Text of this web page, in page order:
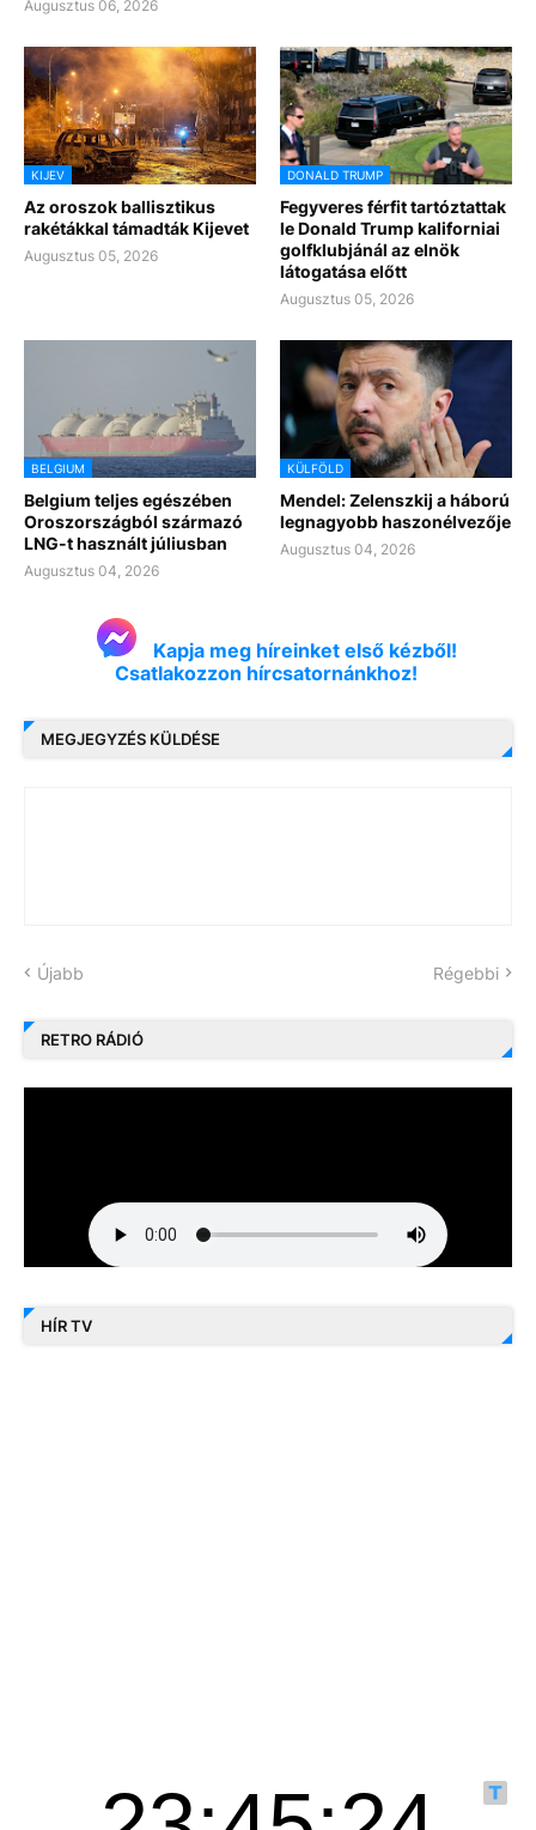
Augusztus 06, 2026
KIJEV
Az oroszok ballisztikus
rakétákkal támadták Kijevet
Augusztus 05, 2026
DONALD TRUMP
Fegyveres férfit tartóztattak
le Donald Trump kaliforniai
golfklubjánál az elnök
látogatása előtt
Augusztus 05, 2026
BELGIUM
Belgium teljes egészében
Oroszországból származó
LNG-t használt júliusban
Augusztus 04, 2026
KÜLFÖLD
Mendel: Zelenszkij a háború
legnagyobb haszonélvezője
Augusztus 04, 2026
Kapja meg híreinket első kézből!
Csatlakozzon hírcsatornánkhoz!
MEGJEGYZÉS KÜLDÉSE
Újabb Régebbi
RETRO RÁDIÓ
HÍR TV